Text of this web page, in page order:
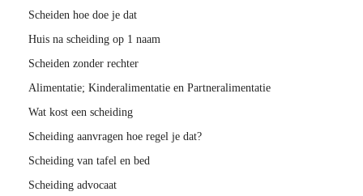
Scheiden hoe doe je dat
Huis na scheiding op 1 naam
Scheiden zonder rechter
Alimentatie; Kinderalimentatie en Partneralimentatie
Wat kost een scheiding
Scheiding aanvragen hoe regel je dat?
Scheiding van tafel en bed
Scheiding advocaat